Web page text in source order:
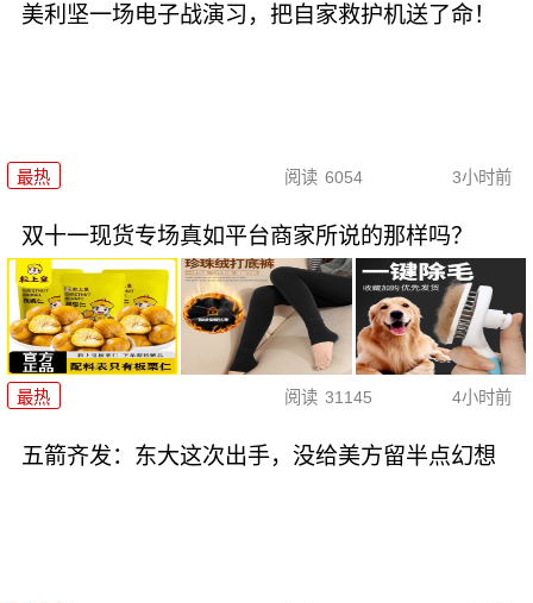
美利坚一场电子战演习，把自家救护机送了命！
最热 阅读 6054 3小时前
双十一现货专场真如平台商家所说的那样吗？
最热 阅读 31145 4小时前
五箭齐发：东大这次出手，没给美方留半点幻想